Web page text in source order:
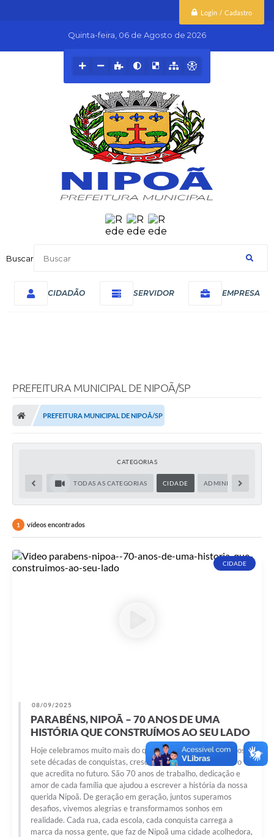
Login / Cadastro
Buscar
CIDADÃO SERVIDOR EMPRESA
Quinta-feira 06 de Agosto de 2026
PREFEITURA MUNICIPAL DE NIPOÃ/SP
PREFEITURA MUNICIPAL DE NIPOÃ/SP
CATEGORIAS
TODAS AS CATEGORIAS CIDADE ADMINISTRAÇÃO
1 vídeos encontrados
CIDADE
08/09/2025
PARABÉNS, NIPOÃ – 70 ANOS DE UMA
HISTÓRIA QUE CONSTRUÍMOS AO SEU LADO
Hoje celebramos muito mais do que uma data: comemoramos
sete décadas de conquistas, crescimento e união de um povo
que acredita no futuro. São 70 anos de trabalho, dedicação e
amor de cada família que ajudou a escrever a história da nossa
querida Nipoã. De geração em geração, juntos superamos
desafios, vivemos alegrias e transformamos sonhos em
realidade. Cada rua, cada escola, cada conquista carrega a
marca da nossa gente, que faz de Nipoã uma cidade acolhedora,